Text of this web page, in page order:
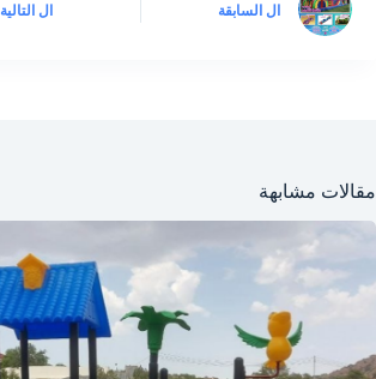
ال السابقة ال التالية
مقالات مشابهة